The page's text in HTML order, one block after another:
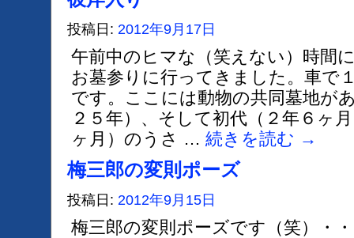
投稿日: 2012年9月17日
午前中のヒマな（笑えない）時間
お墓参りに行ってきました。車で
です。ここには動物の共同墓地が
２５年）、そして初代（２年６ヶ
ヶ月）のうさ … 続きを読む →
梅三郎の変則ポーズ
投稿日: 2012年9月15日
梅三郎の変則ポーズです（笑）・